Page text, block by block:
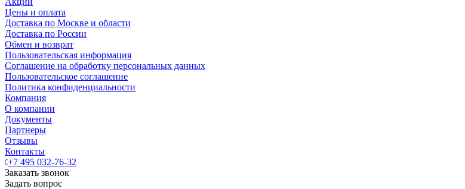
Цены и оплата
Доставка по Москве и области
Доставка по России
Обмен и возврат
Пользовательская информация
Соглашение на обработку персональных данных
Пользовательское соглашение
Политика конфиденциальности
Компания
О компании
Документы
Партнеры
Отзывы
Контакты
+7 495 032-76-32
Заказать звонок
Задать вопрос